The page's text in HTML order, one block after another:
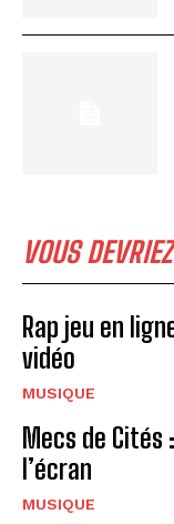
VOUS
Rap jeu en
vidéo
MUSIQUE
Mecs de Cités
l’écran
MUSIQUE